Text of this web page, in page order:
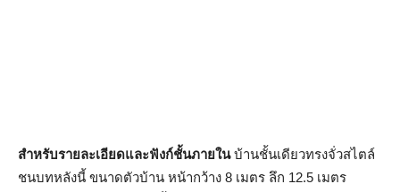
สำหรับรายละเอียดและฟังก์ชั้นภายในบ้านชั้นเดียวทรงจั่วสไตล์
ชนบทหลังนี้ ขนาดตัวบ้าน หน้ากว้าง 8 เมตร ลึก 12.5 เมตร